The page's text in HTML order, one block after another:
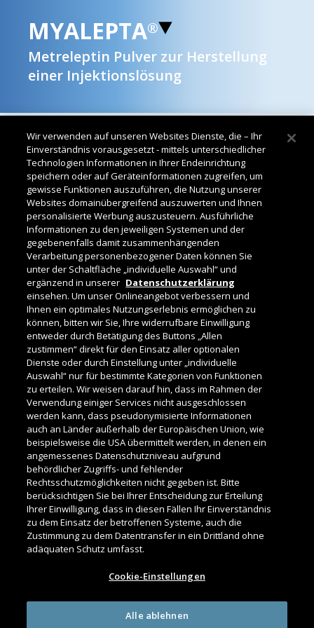
MYALEPTA®
Metreleptin Pulver zur Herstellung
einer Injektionslösung
IMPRESSUM
Chiesi
Farmaceutici
S.p.A.
Via Palermo
26/A
43122 Parma
Italien
▼Dieses Arzneimittel unterliegt einer
zusätzlichen Überwachung. Dies ermöglicht eine
schnelle Identifizierung neuer Erkenntnisse über
die Sicherheit. Angehörige von
Gesundheitsberufen sind aufgefordert, jeden
Verdachtsfall einer Nebenwirkung zu melden.
Nutzungsbedingungen
Impressum
Datenschutzerklärung
© 2025 CHIESI Farmaceutici S.p.A.
Wir verwenden auf unseren Websites Dienste, die – Ihr
Einverständnis vorausgesetzt - mittels unterschiedlicher
Technologien Informationen in Ihrer Endeinrichtung
speichern oder auf Geräteinformationen zugreifen, um
gewisse Funktionen auszuführen, die Nutzung unserer
Websites domainübergreifend auszuwerten und Ihnen
personalisierte Werbung auszusteuern. Ausführliche
Informationen zu den jeweiligen Systemen und der
gegebenenfalls damit zusammenhängenden
Verarbeitung personenbezogener Daten können Sie
unter der Schaltfläche „individuelle Auswahl“ und
ergänzend in unserer Datenschutzerklärung
einsehen. Um unser Onlineangebot verbessern und
Ihnen ein optimales Nutzungserlebnis ermöglichen zu
können, bitten wir Sie, Ihre widerrufbare Einwilligung
entweder durch Betätigung des Buttons „Allen
zustimmen“ direkt für den Einsatz aller optionalen
Dienste oder durch Einstellung unter „individuelle
Auswahl“ nur für bestimmte Kategorien von Funktionen
zu erteilen. Wir weisen darauf hin, dass im Rahmen der
Verwendung einiger Services nicht ausgeschlossen
werden kann, dass pseudonymisierte Informationen
auch an Länder außerhalb der Europäischen Union, wie
beispielsweise die USA übermittelt werden, in denen ein
angemessenes Datenschutzniveau aufgrund
behördlicher Zugriffs- und fehlender
Rechtsschutzmöglichkeiten nicht gegeben ist. Bitte
berücksichtigen Sie bei Ihrer Entscheidung zur Erteilung
Ihrer Einwilligung, dass in diesen Fällen Ihr Einverständnis
zu dem Einsatz der betroffenen Systeme, auch die
Zustimmung zu dem Datentransfer in ein Drittland ohne
adäquaten Schutz umfasst.
Cookie-Einstellungen
Alle ablehnen